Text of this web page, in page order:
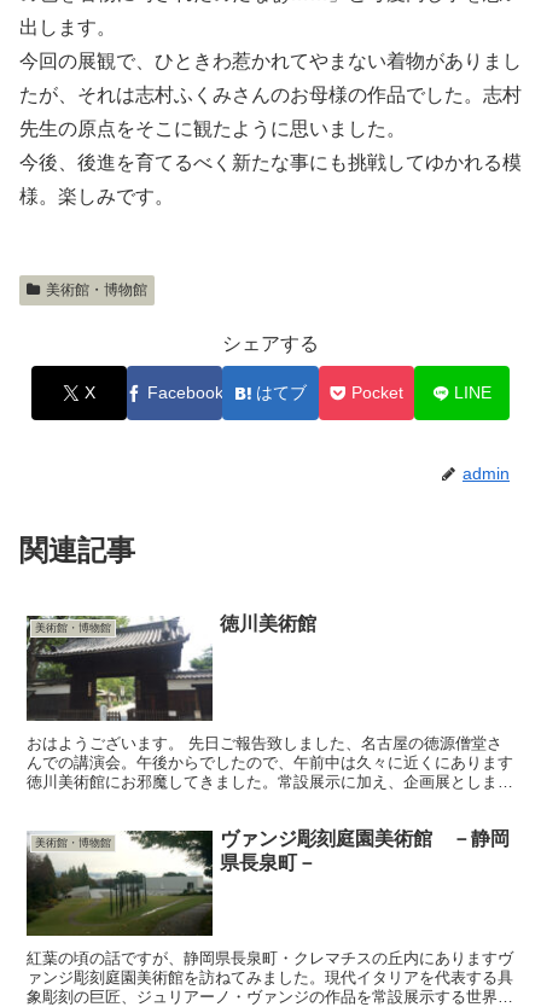
出します。
今回の展観で、ひときわ惹かれてやまない着物がありまし
たが、それは志村ふくみさんのお母様の作品でした。志村
先生の原点をそこに観たように思いました。
今後、後進を育てるべく新たな事にも挑戦してゆかれる模
様。楽しみです。
美術館・博物館
シェアする
X Facebook はてブ Pocket LINE
admin
関連記事
美術館・博物館 徳川美術館
おはようございます。 先日ご報告致しました、名古屋の徳源僧堂さ
んでの講演会。午後からでしたので、午前中は久々に近くにあります
徳川美術館にお邪魔してきました。常設展示に加え、企画展としまし
美術館・博物館
ヴァンジ彫刻庭園美術館 －静岡
県長泉町－
紅葉の頃の話ですが、静岡県長泉町・クレマチスの丘内にありますヴ
ァンジ彫刻庭園美術館を訪ねてみました。現代イタリアを代表する具
象彫刻の巨匠、ジュリアーノ・ヴァンジの作品を常設展示する世界で